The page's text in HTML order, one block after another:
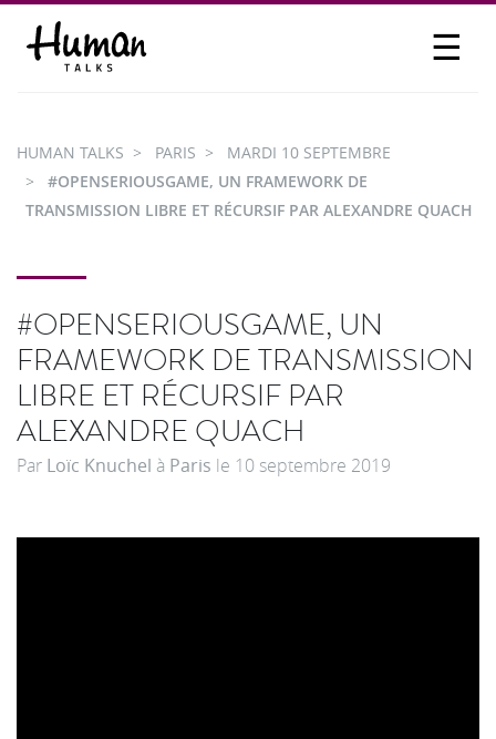
☰
PARTICIPER
HUMAN TALKS PARIS
MARDI 10 SEPTEMBRE
#OPENSERIOUSGAME, UN FRAMEWORK DE
TRANSMISSION LIBRE ET RÉCURSIF PAR ALEXANDRE QUACH
#OPENSERIOUSGAME, UN
FRAMEWORK DE TRANSMISSION
LIBRE ET RÉCURSIF PAR
ALEXANDRE QUACH
Par Loïc Knuchel à Paris le 10 septembre 2019